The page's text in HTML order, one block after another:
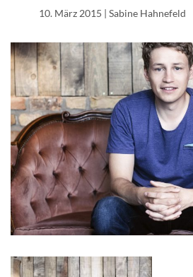
10. März 2015 | Sabine Hahnefeld